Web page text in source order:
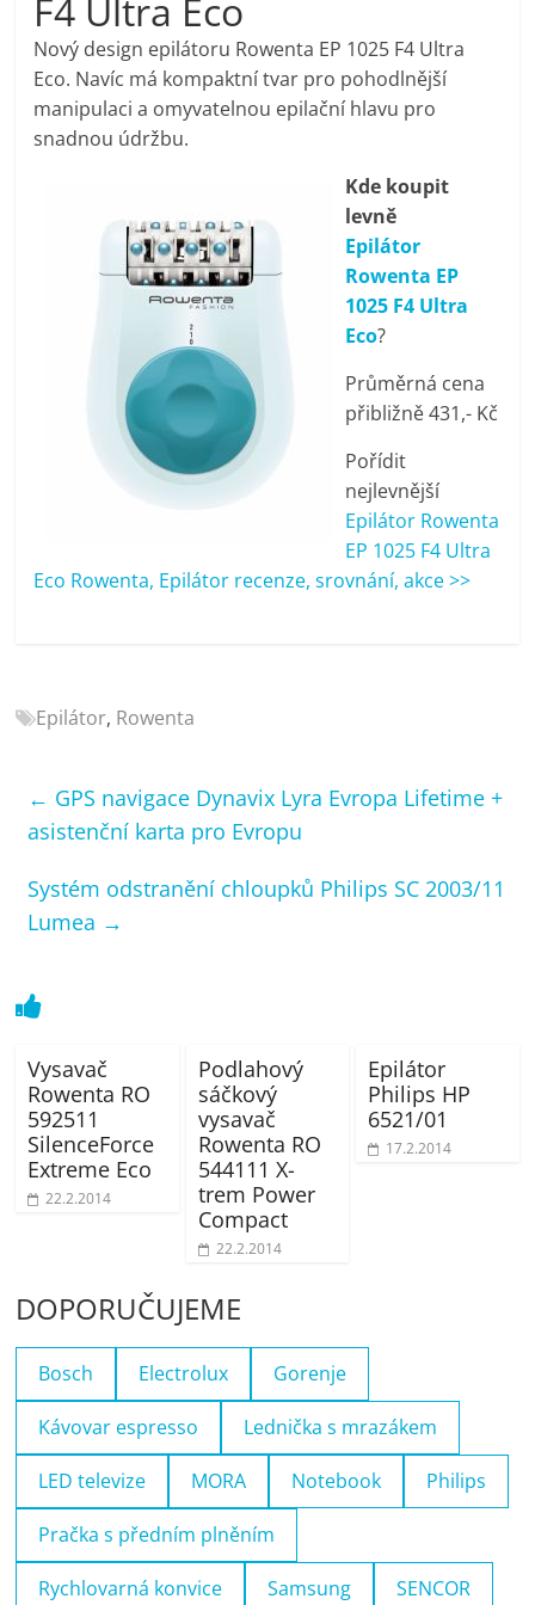
pračky,
televize,
mobilní
telefony,
kávovary,
bazény
Elektro
notebooky,
kávovary,
bazény
F4 Ultra Eco
Nový design epilátoru Rowenta EP 1025 F4 Ultra
Eco. Navíc má kompaktní tvar pro pohodlnější
manipulaci a omyvatelnou epilační hlavu pro
snadnou údržbu.
Kde koupit
levně
Epilátor
Rowenta EP
1025 F4 Ultra
Eco?
Průměrná cena
přibližně 431,- Kč
Pořídit
nejlevnější
Epilátor Rowenta
EP 1025 F4 Ultra
Eco Rowenta, Epilátor recenze, srovnání, akce >>
Epilátor, Rowenta
← GPS navigace Dynavix Lyra Evropa Lifetime +
asistenční karta pro Evropu
Systém odstranění chloupků Philips SC 2003/11
Lumea →
Vysavač
Rowenta RO
592511
SilenceForce
Extreme Eco
22.2.2014
Podlahový
sáčkový
vysavač
Rowenta RO
544111 X-
trem Power
Compact
22.2.2014
Epilátor
Philips HP
6521/01
17.2.2014
DOPORUČUJEME
Bosch Electrolux Gorenje
Kávovar espresso Lednička s mrazákem
LED televize MORA Notebook Philips
Pračka s předním plněním
Rychlovarná konvice Samsung SENCOR